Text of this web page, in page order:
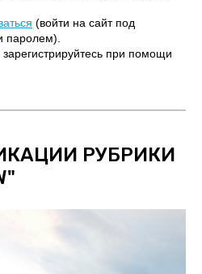
(войти на сайт под
паролем).
при помощи
РУБРИКИ
"